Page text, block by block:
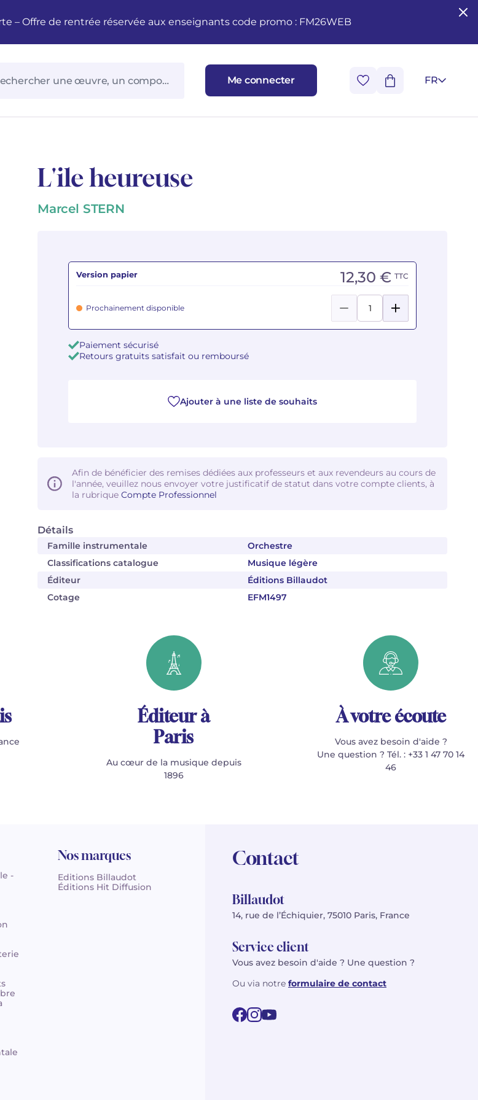
– Offre de rentrée réservée aux enseignants code promo : FM26WEB
Me connecter FR
L'ile heureuse
Marcel STERN
Détails
Famille instrumentale
Orchestre
Classifications catalogue
Musique légère
Éditeur
Éditions Billaudot
Cotage
EFM1497
Version papier 12,30 € TTC
Prochainement disponible
Paiement sécurisé
Retours gratuits satisfait ou remboursé
Ajouter à une liste de souhaits
Afin de bénéficier des remises dédiées aux professeurs et aux revendeurs au cours de
l'année, veuillez nous envoyer votre justificatif de statut dans votre compte clients, à
la rubrique Compte Professionnel
Éditeur à
Paris
Au cœur de la musique depuis
1896
À votre écoute
Vous avez besoin d'aide ?
Une question ? Tél. : +33 1 47 70 14
46
-
Nos marques
Editions Billaudot
Éditions Hit Diffusion
Contact
Billaudot
14, rue de l’Échiquier, 75010 Paris, France
Service client
Vous avez besoin d'aide ? Une question ?
Ou via notre formulaire de contact